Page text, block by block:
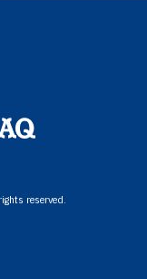
reserved.